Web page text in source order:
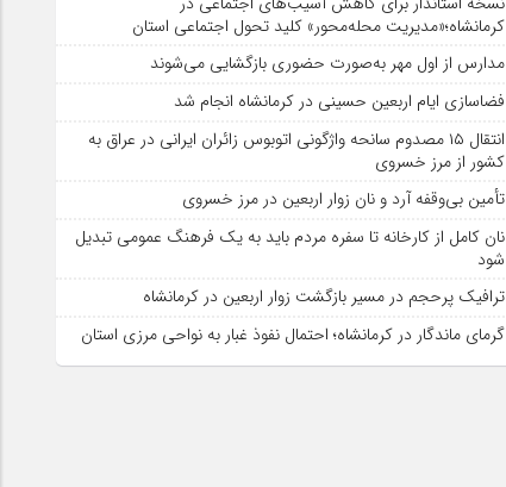
کرمانشاه؛«مدیریت محله‌محور» کلید تحول اجتماعی استان
مدارس از اول مهر به‌صورت حضوری بازگشایی می‌شوند
فضاسازی ایام اربعین حسینی در کرمانشاه انجام شد
انتقال ۱۵ مصدوم سانحه واژگونی اتوبوس زائران ایرانی در عراق به
کشور از مرز خسروی
تأمین بی‌وقفه آرد و نان زوار اربعین در مرز خسروی
نان کامل از کارخانه تا سفره مردم باید به یک فرهنگ عمومی تبدیل
شود
ترافیک پرحجم در مسیر بازگشت زوار اربعین در کرمانشاه
گرمای ماندگار در کرمانشاه؛ احتمال نفوذ غبار به نواحی مرزی استان